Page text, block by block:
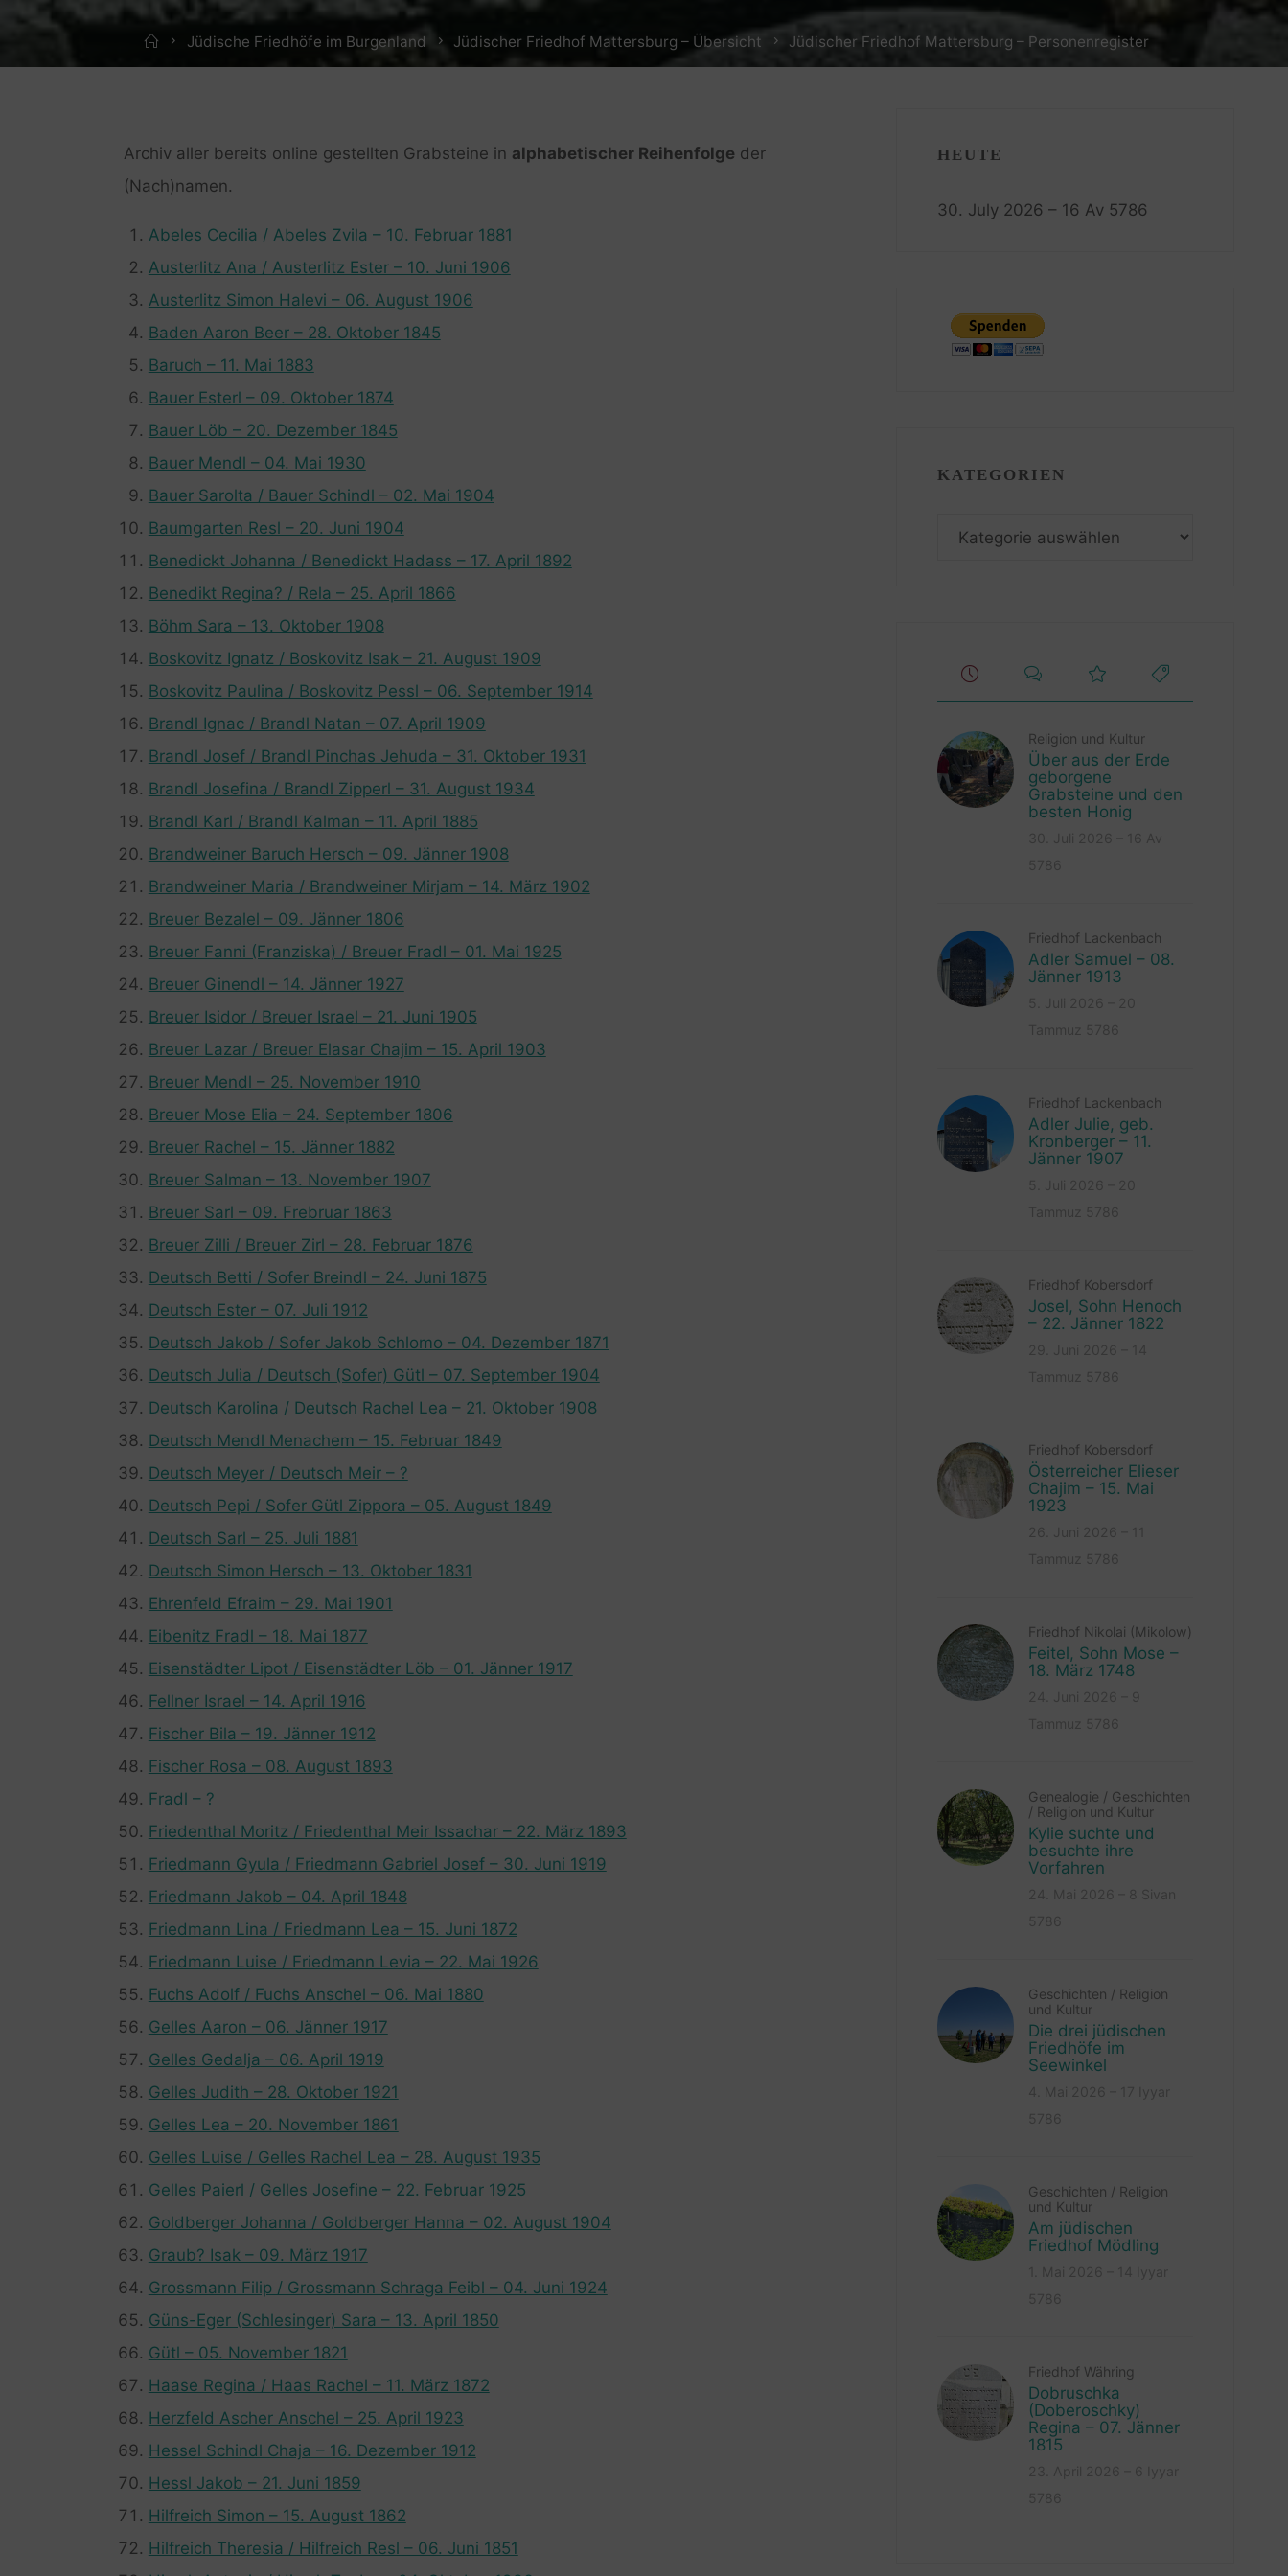
HomeJüdische Friedhöfe im Burgenland Jüdischer Friedhof Mattersburg – Übersicht Jüdischer Friedhof Mattersburg – Personenregister
Archiv aller bereits online gestellten Grabsteine in alphabetischer Reihenfolge der
(Nach)namen.
Abeles Cecilia / Abeles Zvila – 10. Februar 1881
Austerlitz Ana / Austerlitz Ester – 10. Juni 1906
Austerlitz Simon Halevi – 06. August 1906
Baden Aaron Beer – 28. Oktober 1845
Baruch – 11. Mai 1883
Bauer Esterl – 09. Oktober 1874
Bauer Löb – 20. Dezember 1845
Bauer Mendl – 04. Mai 1930
Bauer Sarolta / Bauer Schindl – 02. Mai 1904
Baumgarten Resl – 20. Juni 1904
Benedickt Johanna / Benedickt Hadass – 17. April 1892
Benedikt Regina? / Rela – 25. April 1866
Böhm Sara – 13. Oktober 1908
Boskovitz Ignatz / Boskovitz Isak – 21. August 1909
Boskovitz Paulina / Boskovitz Pessl – 06. September 1914
Brandl Ignac / Brandl Natan – 07. April 1909
Brandl Josef / Brandl Pinchas Jehuda – 31. Oktober 1931
Brandl Josefina / Brandl Zipperl – 31. August 1934
Brandl Karl / Brandl Kalman – 11. April 1885
Brandweiner Baruch Hersch – 09. Jänner 1908
Brandweiner Maria / Brandweiner Mirjam – 14. März 1902
Breuer Bezalel – 09. Jänner 1806
Breuer Fanni (Franziska) / Breuer Fradl – 01. Mai 1925
Breuer Ginendl – 14. Jänner 1927
Breuer Isidor / Breuer Israel – 21. Juni 1905
Breuer Lazar / Breuer Elasar Chajim – 15. April 1903
Breuer Mendl – 25. November 1910
Breuer Mose Elia – 24. September 1806
Breuer Rachel – 15. Jänner 1882
Breuer Salman – 13. November 1907
Breuer Sarl – 09. Frebruar 1863
Breuer Zilli / Breuer Zirl – 28. Februar 1876
Deutsch Betti / Sofer Breindl – 24. Juni 1875
Deutsch Ester – 07. Juli 1912
Deutsch Jakob / Sofer Jakob Schlomo – 04. Dezember 1871
Deutsch Julia / Deutsch (Sofer) Gütl – 07. September 1904
Deutsch Karolina / Deutsch Rachel Lea – 21. Oktober 1908
Deutsch Mendl Menachem – 15. Februar 1849
Deutsch Meyer / Deutsch Meir – ?
Deutsch Pepi / Sofer Gütl Zippora – 05. August 1849
Deutsch Sarl – 25. Juli 1881
Deutsch Simon Hersch – 13. Oktober 1831
Ehrenfeld Efraim – 29. Mai 1901
Eibenitz Fradl – 18. Mai 1877
Eisenstädter Lipot / Eisenstädter Löb – 01. Jänner 1917
Fellner Israel – 14. April 1916
Fischer Bila – 19. Jänner 1912
Fischer Rosa – 08. August 1893
Fradl – ?
Friedenthal Moritz / Friedenthal Meir Issachar – 22. März 1893
Friedmann Gyula / Friedmann Gabriel Josef – 30. Juni 1919
Friedmann Jakob – 04. April 1848
Friedmann Lina / Friedmann Lea – 15. Juni 1872
Friedmann Luise / Friedmann Levia – 22. Mai 1926
Fuchs Adolf / Fuchs Anschel – 06. Mai 1880
Gelles Aaron – 06. Jänner 1917
Gelles Gedalja – 06. April 1919
Gelles Judith – 28. Oktober 1921
Gelles Lea – 20. November 1861
Gelles Luise / Gelles Rachel Lea – 28. August 1935
Gelles Paierl / Gelles Josefine – 22. Februar 1925
Goldberger Johanna / Goldberger Hanna – 02. August 1904
Graub? Isak – 09. März 1917
Grossmann Filip / Grossmann Schraga Feibl – 04. Juni 1924
Güns-Eger (Schlesinger) Sara – 13. April 1850
Gütl – 05. November 1821
Haase Regina / Haas Rachel – 11. März 1872
Herzfeld Ascher Anschel – 25. April 1923
Hessel Schindl Chaja – 16. Dezember 1912
Hessl Jakob – 21. Juni 1859
Hilfreich Simon – 15. August 1862
Hilfreich Theresia / Hilfreich Resl – 06. Juni 1851
HEUTE
30. July 2026 – 16 Av 5786
KATEGORIEN
Religion und Kultur
Über aus der Erde
geborgene
Grabsteine und den
besten Honig
Friedhof Lackenbach
Adler Samuel – 08.
Jänner 1913
Friedhof Lackenbach
Adler Julie, geb.
Kronberger – 11.
Jänner 1907
Friedhof Kobersdorf
Josel, Sohn Henoch
– 22. Jänner 1822
Friedhof Kobersdorf
Österreicher Elieser
Chajim – 15. Mai
1923
Friedhof Nikolai (Mikolow)
Feitel, Sohn Mose –
18. März 1748
Genealogie / Geschichten
/ Religion und Kultur
Kylie suchte und
besuchte ihre
Vorfahren
Geschichten / Religion
und Kultur
Die drei jüdischen
Friedhöfe im
Seewinkel
Geschichten / Religion
und Kultur
Am jüdischen
Friedhof Mödling
Friedhof Währing
Dobruschka
(Doberoschky)
Regina – 07. Jänner
1815